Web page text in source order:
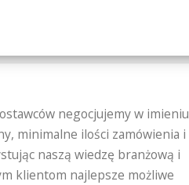
negocjujemy w imieniu
minimalne ilości zamówienia i
naszą wiedzę branżową i
klientom najlepsze możliwe